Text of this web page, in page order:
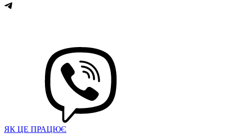
ЯК ЦЕ ПРАЦЮЄ